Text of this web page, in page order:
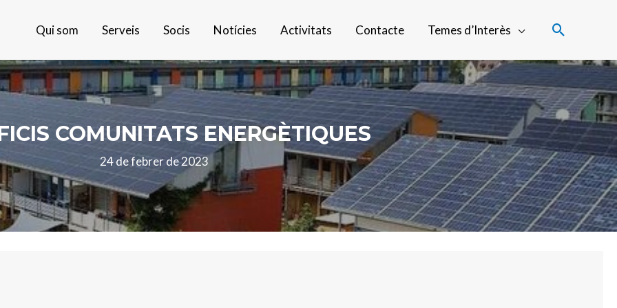
Qui som Serveis Socis Notícies Activitats Contacte Temes d’Interès
COMUNITATS ENERGÈTIQUES
24 de febrer de 2023